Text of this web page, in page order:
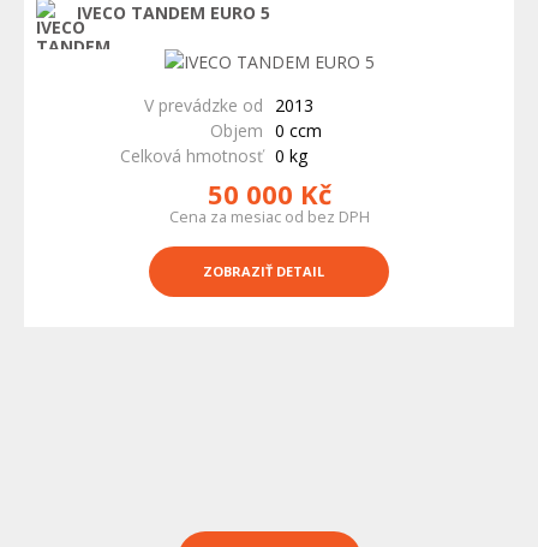
IVECO TANDEM EURO 5
V prevádzke od
2013
Objem 0 ccm
Celková hmotnosť 0 kg
50 000 Kč
Cena za mesiac od bez DPH
ZOBRAZIŤ DETAIL